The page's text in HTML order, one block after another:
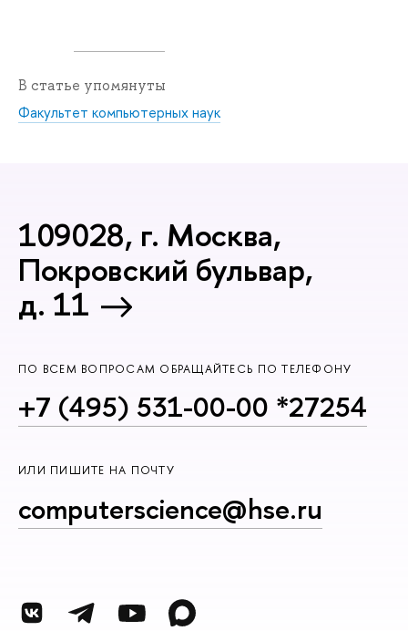
В статье упомянуты
Факультет компьютерных наук
109028, г. Москва,
Покровский бульвар,
д. 11
ПО ВСЕМ ВОПРОСАМ ОБРАЩАЙТЕСЬ ПО ТЕЛЕФОНУ
+7 (495) 531-00-00 *27254
ИЛИ ПИШИТЕ НА ПОЧТУ
computerscience@hse.ru